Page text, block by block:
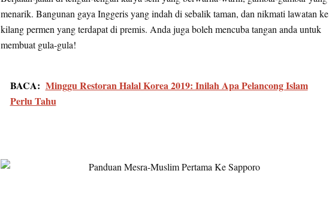
menarik. Bangunan gaya Inggeris yang indah di sebalik taman, dan nikmati lawatan ke
kilang permen yang terdapat di premis. Anda juga boleh mencuba tangan anda untuk
membuat gula-gula!
BACA: Minggu Restoran Halal Korea 2019: Inilah Apa Pelancong Islam
Perlu Tahu